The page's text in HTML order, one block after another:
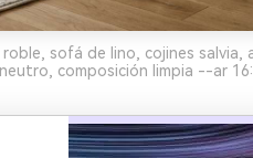
sofá de lino, cojines salvia,
composición limpia --ar